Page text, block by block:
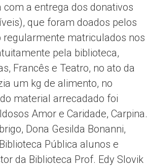
a entrega dos donativos
que foram doados pelos
regularmente matriculados nos
pela biblioteca,
Francês e Teatro, no ato da
um kg de alimento, no
material arrecadado foi
Amor e Caridade, Carpina.
Dona Gesilda Bonanni,
Pública alunos e
da Biblioteca Prof. Edy Slovik